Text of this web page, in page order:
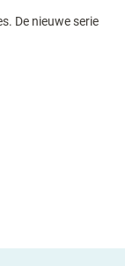
De nieuwe serie